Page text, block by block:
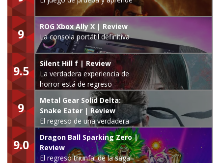
9
ROG Xbox Ally X | Review
La consola portátil definitiva
9.5
Silent Hill f | Review
La verdadera experiencia de
horror está de regreso
9
Metal Gear Solid Delta:
Snake Eater | Review
El regreso de una verdadera
leyenda
9.0
Dragon Ball Sparking Zero |
Review
El regreso triunfal de la saga